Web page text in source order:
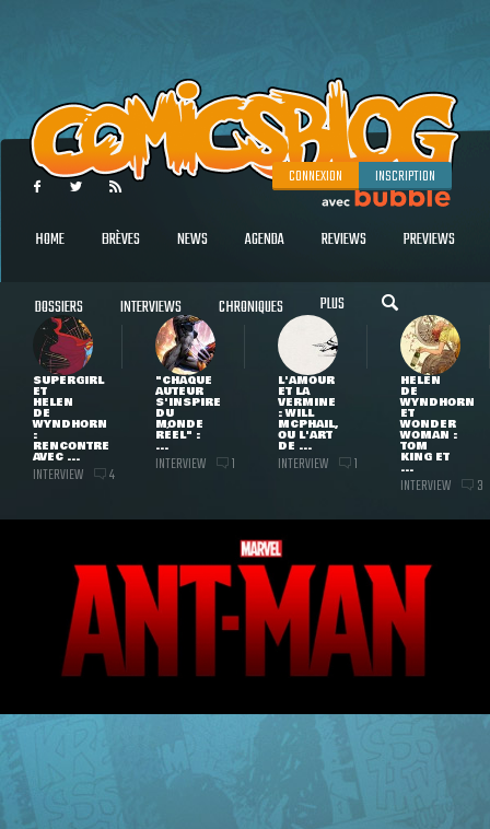
CONNEXION INSCRIPTION
HOME BRÈVES NEWS AGENDA REVIEWS PREVIEWS
DOSSIERS INTERVIEWS CHRONIQUES PLUS
SUPERGIRL
ET
HELEN
DE
WYNDHORN
:
RENCONTRE
AVEC ...
INTERVIEW 4
"CHAQUE
AUTEUR
S'INSPIRE
DU
MONDE
RÉEL" :
...
INTERVIEW 1
L'AMOUR
ET LA
VERMINE
: WILL
MCPHAIL,
OU L'ART
DE ...
INTERVIEW 1
HELEN
DE
WYNDHORN
ET
WONDER
WOMAN :
TOM
KING ET
...
INTERVIEW 3